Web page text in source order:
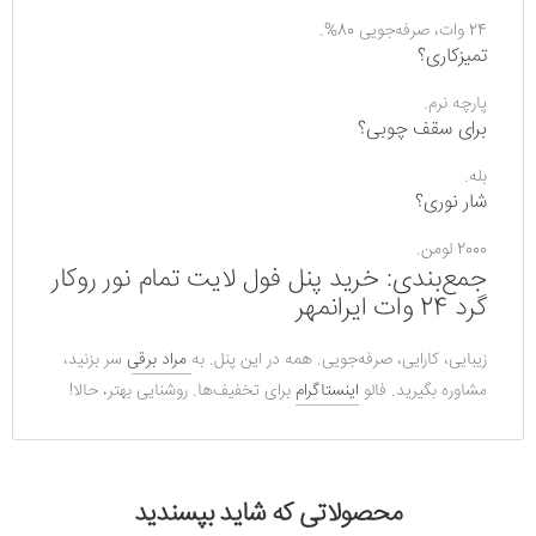
24 وات، صرفه‌جویی 80%.
تمیزکاری؟
پارچه نرم.
برای سقف چوبی؟
بله.
شار نوری؟
2000 لومن.
جمع‌بندی: خرید پنل فول لایت تمام نور روکار
گرد 24 وات ایرانمهر
زیبایی، کارایی، صرفه‌جویی. همه در این پنل. به مراد برقی
مشاوره بگیرید. فالو اینستاگرام برای تخفیف‌ها. روشنایی بهتر، حالا!
محصولاتی که شاید بپسندید